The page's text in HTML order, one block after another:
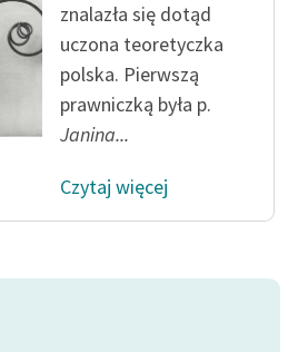
znalazła się dotąd
uczona teoretyczka
polska. Pierwszą
prawniczką była p.
Janina...
Czytaj więcej